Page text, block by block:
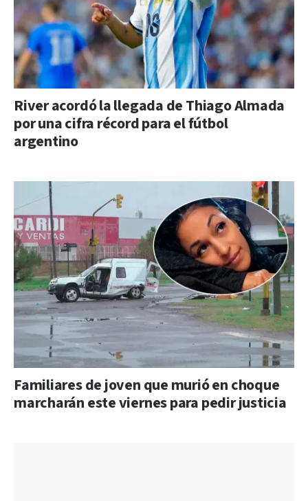
River acordó la llegada de Thiago Almada
por una cifra récord para el fútbol
argentino
Familiares de joven que murió en choque
marcharán este viernes para pedir justicia